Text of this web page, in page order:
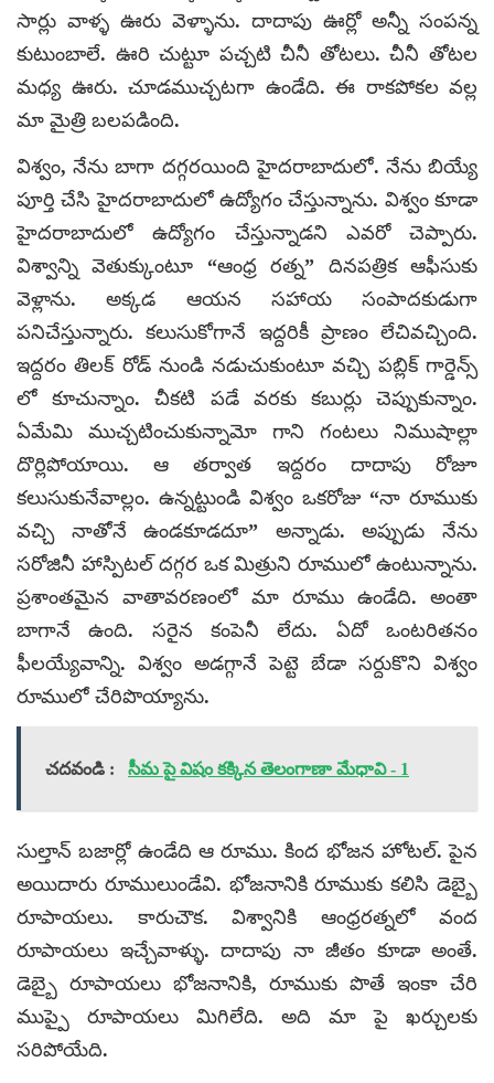
సార్లు వాళ్ళ ఊరు వెళ్ళాను. దాదాపు ఊర్లో అన్నీ సంపన్న
కుటుంబాలే. ఊరి చుట్టూ పచ్చటి చీనీ తోటలు. చీనీ తోటల
మధ్య ఊరు. చూడముచ్చటగా ఉండేది. ఈ రాకపోకల వల్ల
మా మైత్రి బలపడింది.
విశ్వం, నేను బాగా దగ్గరయింది హైదరాబాదులో. నేను బియ్యే
పూర్తి చేసి హైదరాబాదులో ఉద్యోగం చేస్తున్నాను. విశ్వం కూడా
హైదరాబాదులో ఉద్యోగం చేస్తున్నాడని ఎవరో చెప్పారు.
విశ్వాన్ని వెతుక్కుంటూ “ఆంధ్ర రత్న” దినపత్రిక ఆఫీసుకు
వెళ్లాను. అక్కడ ఆయన సహాయ సంపాదకుడుగా
పనిచేస్తున్నారు. కలుసుకోగానే ఇద్దరికీ ప్రాణం లేచివచ్చింది.
ఇద్దరం తిలక్ రోడ్ నుండి నడుచుకుంటూ వచ్చి పబ్లిక్ గార్డెన్స్
లో కూచున్నాం. చీకటి పడే వరకు కబుర్లు చెప్పుకున్నాం.
ఏమేమి ముచ్చటించుకున్నామో గాని గంటలు నిముషాల్లా
దొర్లిపోయాయి. ఆ తర్వాత ఇద్దరం దాదాపు రోజూ
కలుసుకునేవాల్లం. ఉన్నట్టుండి విశ్వం ఒకరోజు “నా రూముకు
వచ్చి నాతోనే ఉండకూడదూ” అన్నాడు. అప్పుడు నేను
సరోజినీ హాస్పిటల్ దగ్గర ఒక మిత్రుని రూములో ఉంటున్నాను.
ప్రశాంతమైన వాతావరణంలో మా రూము ఉండేది. అంతా
బాగానే ఉంది. సరైన కంపెనీ లేదు. ఏదో ఒంటరితనం
ఫీలయ్యేవాన్ని. విశ్వం అడగ్గానే పెట్టె బేడా సర్దుకొని విశ్వం
రూములో చేరిపొయ్యాను.
చదవండి : సీమ పై విషం కక్కిన తెలంగాణా మేధావి - 1
సుల్తాన్ బజార్లో ఉండేది ఆ రూము. కింద భోజన హోటల్. పైన
అయిదారు రూములుండేవి. భోజనానికి రూముకు కలిసి డెబ్బై
రూపాయలు. కారుచౌక. విశ్వానికి ఆంధ్రరత్నలో వంద
రూపాయలు ఇచ్చేవాళ్ళు. దాదాపు నా జీతం కూడా అంతే.
డెబ్బై రూపాయలు భోజనానికి, రూముకు పొతే ఇంకా చేరి
ముప్పై రూపాయలు మిగిలేది. అది మా పై ఖర్చులకు
సరిపోయేది.